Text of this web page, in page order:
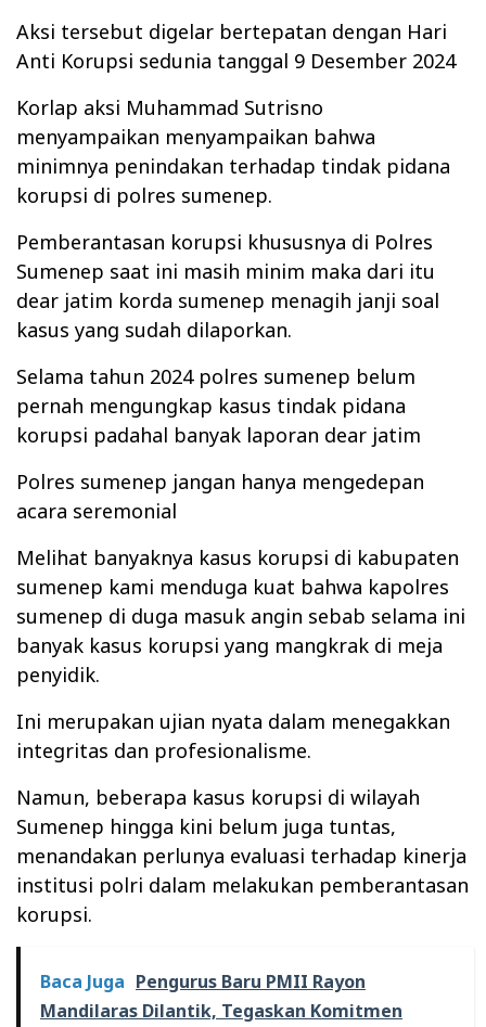
Aksi tersebut digelar bertepatan dengan Hari
Anti Korupsi sedunia tanggal 9 Desember 2024
Korlap aksi Muhammad Sutrisno
menyampaikan menyampaikan bahwa
minimnya penindakan terhadap tindak pidana
korupsi di polres sumenep.
Pemberantasan korupsi khususnya di Polres
Sumenep saat ini masih minim maka dari itu
dear jatim korda sumenep menagih janji soal
kasus yang sudah dilaporkan.
Selama tahun 2024 polres sumenep belum
pernah mengungkap kasus tindak pidana
korupsi padahal banyak laporan dear jatim
Polres sumenep jangan hanya mengedepan
acara seremonial
Melihat banyaknya kasus korupsi di kabupaten
sumenep kami menduga kuat bahwa kapolres
sumenep di duga masuk angin sebab selama ini
banyak kasus korupsi yang mangkrak di meja
penyidik.
Ini merupakan ujian nyata dalam menegakkan
integritas dan profesionalisme.
Namun, beberapa kasus korupsi di wilayah
Sumenep hingga kini belum juga tuntas,
menandakan perlunya evaluasi terhadap kinerja
institusi polri dalam melakukan pemberantasan
korupsi.
Baca Juga Pengurus Baru PMII Rayon
Mandilaras Dilantik, Tegaskan Komitmen